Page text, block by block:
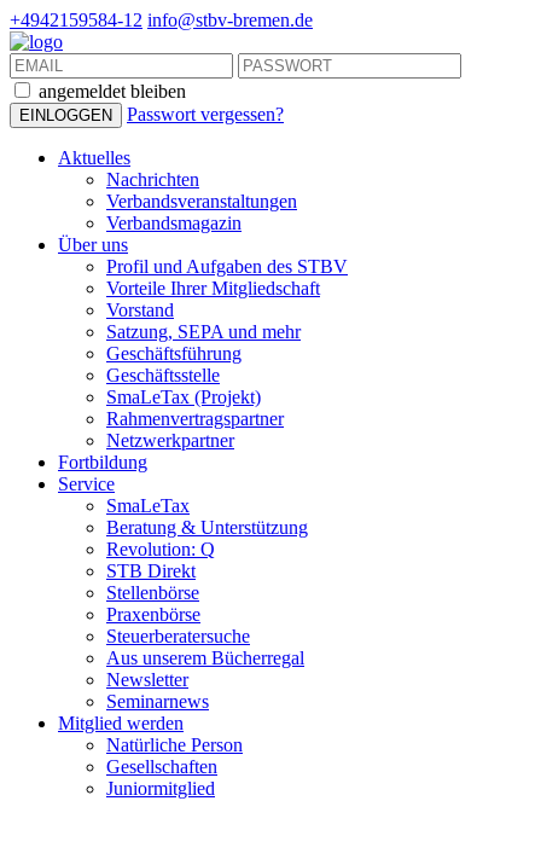
+4942159584-12 info@stbv-bremen.de
angemeldet bleiben
Passwort vergessen?
Aktuelles
Nachrichten
Verbandsveranstaltungen
Verbandsmagazin
Über uns
Profil und Aufgaben des STBV
Vorteile Ihrer Mitgliedschaft
Vorstand
Satzung, SEPA und mehr
Geschäftsführung
Geschäftsstelle
SmaLeTax (Projekt)
Rahmenvertragspartner
Netzwerkpartner
Fortbildung
Service
SmaLeTax
Beratung & Unterstützung
Revolution: Q
STB Direkt
Stellenbörse
Praxenbörse
Steuerberatersuche
Aus unserem Bücherregal
Newsletter
Seminarnews
Mitglied werden
Natürliche Person
Gesellschaften
Juniormitglied